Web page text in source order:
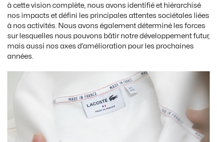
à cette vision complète, nous avons identifié et hiérarchisé
nos impacts et défini les principales attentes sociétales liées
à nos activités. Nous avons également déterminé les forces
sur lesquelles nous pouvons bâtir notre développement futur,
mais aussi nos axes d’amélioration pour les prochaines
années.